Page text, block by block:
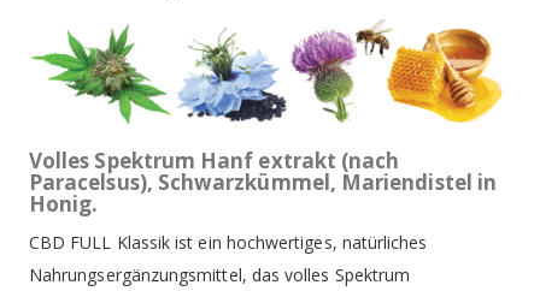
Volles Spektrum Hanf extrakt (nach
Paracelsus), Schwarzkümmel, Mariendistel in
Honig.
CBD FULL Klassik ist ein hochwertiges, natürliches
Nahrungsergänzungsmittel, das volles Spektrum